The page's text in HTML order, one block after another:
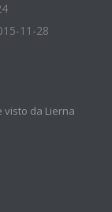
11-28
visto da Lierna